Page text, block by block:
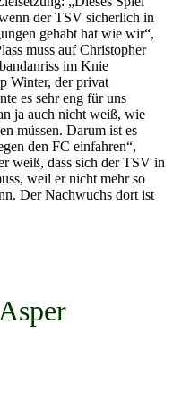
der TSV sicherlich in
gehabt hat wie wir“,
muss auf Christopher
im Knie
Winter, der privat
es sehr eng für uns
ja auch nicht weiß, wie
müssen. Darum ist es
den FC einfahren“,
weiß, dass sich der TSV in
weil er nicht mehr so
Der Nachwuchs dort ist